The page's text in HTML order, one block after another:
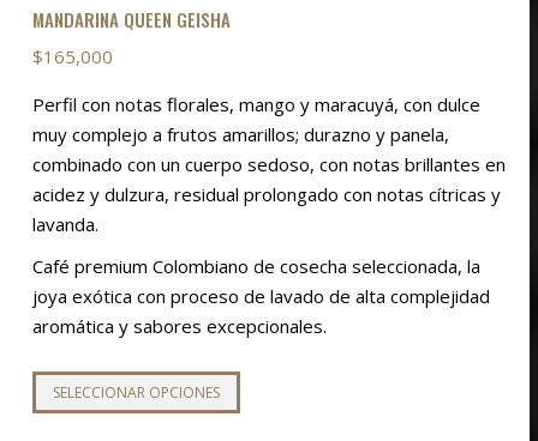
MANDARINA QUEEN GEISHA
$165,000
Perfil con notas florales, mango y maracuyá, con dulce
muy complejo a frutos amarillos; durazno y panela,
combinado con un cuerpo sedoso, con notas brillantes en
acidez y dulzura, residual prolongado con notas cítricas y
lavanda.
Café premium Colombiano de cosecha seleccionada, la
joya exótica con proceso de lavado de alta complejidad
aromática y sabores excepcionales.
SELECCIONAR OPCIONES
producto